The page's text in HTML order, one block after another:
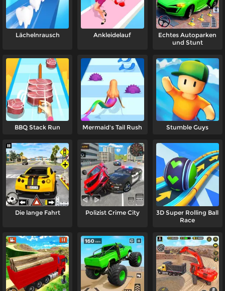
Lächelnrausch Ankleidelauf
Echtes Autoparken
und Stunt
BBQ Stack Run Mermaid's Tail Rush Stumble Guys
Die lange Fahrt Polizist Crime City
3D Super Rolling Ball
Race